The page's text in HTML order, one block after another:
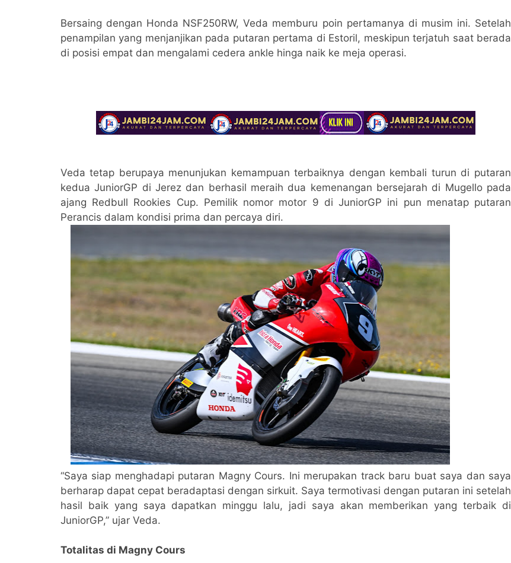
Bersaing dengan Honda NSF250RW, Veda memburu poin pertamanya di musim ini. Setelah
penampilan yang menjanjikan pada putaran pertama di Estoril, meskipun terjatuh saat berada
di posisi empat dan mengalami cedera ankle hinga naik ke meja operasi.
Veda tetap berupaya menunjukan kemampuan terbaiknya dengan kembali turun di putaran
kedua JuniorGP di Jerez dan berhasil meraih dua kemenangan bersejarah di Mugello pada
ajang Redbull Rookies Cup. Pemilik nomor motor 9 di JuniorGP ini pun menatap putaran
Perancis dalam kondisi prima dan percaya diri.
“Saya siap menghadapi putaran Magny Cours. Ini merupakan track baru buat saya dan saya
berharap dapat cepat beradaptasi dengan sirkuit. Saya termotivasi dengan putaran ini setelah
hasil baik yang saya dapatkan minggu lalu, jadi saya akan memberikan yang terbaik di
JuniorGP,” ujar Veda.
Totalitas di Magny Cours